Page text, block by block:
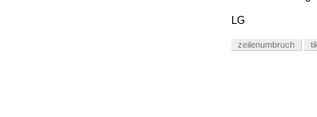
LG
zeilenumbruch